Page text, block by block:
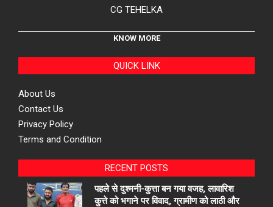
CG TEHELKA
KNOW MORE
QUICK LINK
About Us
Contact Us
Privacy Policy
Terms and Condition
RECENT POSTS
पहले से दुश्मनी-कुत्ता बन गया वजह, लावारिश
कुत्ते को भगाने पर विवाद, ग्रामीण को लाठी और